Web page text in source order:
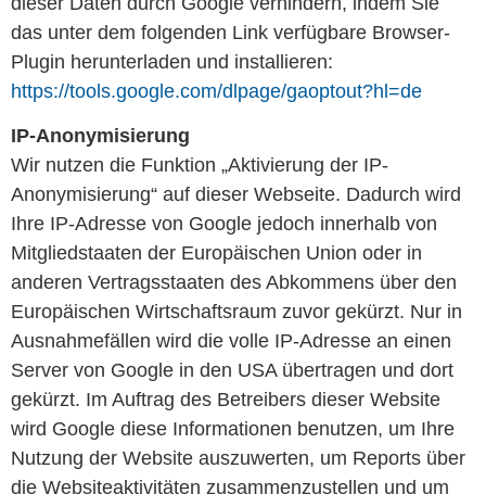
das unter dem folgenden Link verfügbare Browser-
Plugin herunterladen und installieren:
https://tools.google.com/dlpage/gaoptout?hl=de
IP-Anonymisierung
Wir nutzen die Funktion „Aktivierung der IP-
Anonymisierung“ auf dieser Webseite. Dadurch wird
Ihre IP-Adresse von Google jedoch innerhalb von
Mitgliedstaaten der Europäischen Union oder in
anderen Vertragsstaaten des Abkommens über den
Europäischen Wirtschaftsraum zuvor gekürzt. Nur in
Ausnahmefällen wird die volle IP-Adresse an einen
Server von Google in den USA übertragen und dort
gekürzt. Im Auftrag des Betreibers dieser Website
wird Google diese Informationen benutzen, um Ihre
Nutzung der Website auszuwerten, um Reports über
die Websiteaktivitäten zusammenzustellen und um